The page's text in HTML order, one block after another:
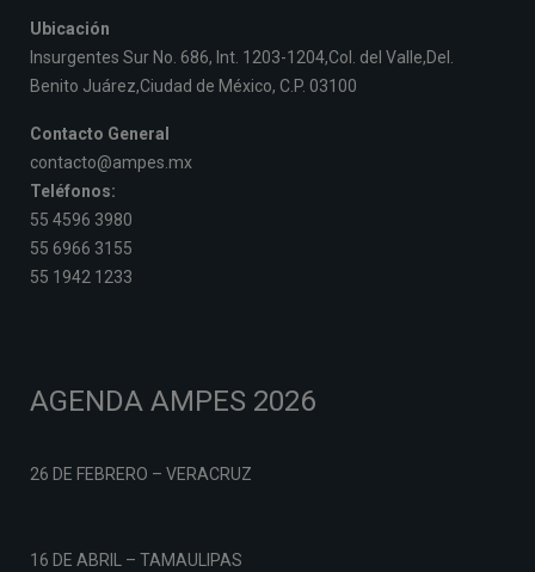
Ubicación
Insurgentes Sur No. 686, Int. 1203-1204,Col. del Valle,Del.
Benito Juárez,Ciudad de México, C.P. 03100
Contacto General
contacto@ampes.mx
Teléfonos:
55 4596 3980
55 6966 3155
55 1942 1233
AGENDA AMPES 2026
26 DE FEBRERO – VERACRUZ
16 DE ABRIL – TAMAULIPAS